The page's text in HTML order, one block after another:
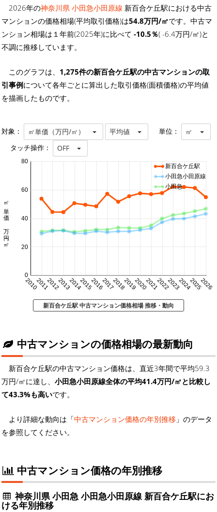
2026年の神奈川県 小田急小田原線 新百合ケ丘駅における中古
マンションの価格相場(平均取引価格)は54.8万円/㎡です。中古マ
ンション相場は１年前(2025年)に比べて -10.5％( -6.4万円/㎡)と
不調に推移しています。
このグラフは、 1,275件の新百合ケ丘駅の中古マンションの取
引事例について各年ごとに算出した取引価格(面積価格)の平均値
を描画したものです。
対象： ㎡単価（万円/㎡） 平均値 単位： ㎡
タッチ操作： OFF
20102011201220132014201520162017201820192020202120222023202420252026
0
20
40
60
80
㎡単価 万円/㎡
新百合ケ丘駅
小田急小田原線
小田急
新百合ケ丘駅 中古マンション価格相場 推移・動向
中古マンションの価格相場の最新動向
新百合ケ丘駅の中古マンション価格は、直近3年間で平均59.3
万円/㎡に達し、 小田急小田原線全体の平均41.4万円/㎡と比較し
て43.3%も高いです。
より詳細な動向は「中古マンション価格の年別推移 」のデータ
を参照してください。
中古マンション価格の年別推移
神奈川県 小田急 小田急小田原線 新百合ケ丘駅にお
ける年別推移